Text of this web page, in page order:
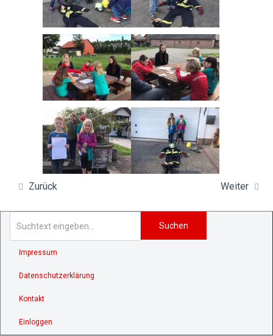
Zurück Weiter
Suchen
Impressum
Datenschutzerklärung
Kontakt
Einloggen